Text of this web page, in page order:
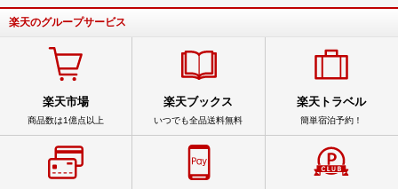
楽天のグループサービス
楽天市場
商品数は1億点以上
楽天ブックス
いつでも全品送料無料
楽天トラベル
簡単宿泊予約！